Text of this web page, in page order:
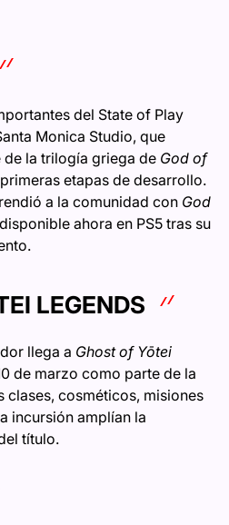
del State of Play
Monica Studio, que
la trilogía griega de God of
etapas de desarrollo.
a la comunidad con God
ahora en PS5 tras su
LEGENDS
llega a Ghost of Yōtei
de marzo como parte de la
clases, cosméticos, misiones
incursión amplían la
título.